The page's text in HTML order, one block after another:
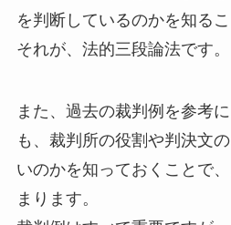
を判断しているのかを知るこ
それが、法的三段論法です。
また、過去の裁判例を参考
も、裁判所の役割や判決文
いのかを知っておくことで
まります。